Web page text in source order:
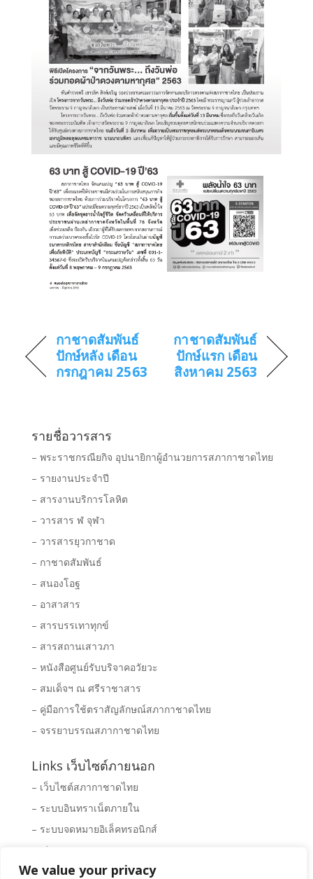
We value your privacy
กาชาดสัมพันธ์
ปักษ์หลัง เดือน
กรกฎาคม 2563
กาชาดสัมพันธ์
ปักษ์แรก เดือน
สิงหาคม 2563
รายชื่อวารสาร
– พระราชกรณียกิจ อุปนายิกาผู้อำนวยการสภากาชาดไทย
– รายงานประจำปี
– สารงานบริการโลหิต
– วารสาร ฬ จุฬา
– วารสารยุวกาชาด
– กาชาดสัมพันธ์
– สนองโอฐ
– อาสาสาร
– สารบรรเทาทุกข์
– สารสถานเสาวภา
– หนังสือศูนย์รับบริจาคอวัยวะ
– สมเด็จฯ ณ ศรีราชาสาร
– คู่มือการใช้ตราสัญลักษณ์สภากาชาดไทย
– จรรยาบรรณสภากาชาดไทย
Links เว็บไซต์ภายนอก
– เว็บไซต์สภากาชาดไทย
– ระบบอินทราเน็ตภายใน
– ระบบจดหมายอิเล็คทรอนิกส์
– Clipping News
– ระบบจัดซื้อ – จัดจ้างสภากาชาดไทย